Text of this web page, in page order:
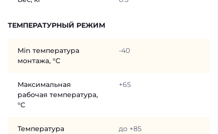
ТЕМПЕРАТУРНЫЙ РЕЖИМ
Min температура
монтажа, °C
-40
Максимальная
рабочая температура,
°C
+65
Температура
до +85